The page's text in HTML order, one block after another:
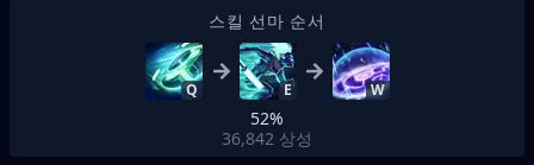
스킬 선마 순서
Q E W
52%
36,842 상성